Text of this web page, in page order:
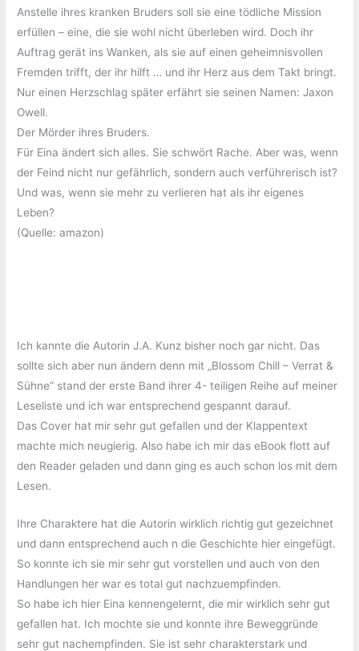
Anstelle ihres kranken Bruders soll sie eine tödliche Mission
erfüllen – eine, die sie wohl nicht überleben wird. Doch ihr
Auftrag gerät ins Wanken, als sie auf einen geheimnisvollen
Fremden trifft, der ihr hilft … und ihr Herz aus dem Takt bringt.
Nur einen Herzschlag später erfährt sie seinen Namen: Jaxon
Owell.
Der Mörder ihres Bruders.
Für Eina ändert sich alles. Sie schwört Rache. Aber was, wenn
der Feind nicht nur gefährlich, sondern auch verführerisch ist?
Und was, wenn sie mehr zu verlieren hat als ihr eigenes
Leben?
(Quelle: amazon)
Ich kannte die Autorin J.A. Kunz bisher noch gar nicht. Das
sollte sich aber nun ändern denn mit „Blossom Chill – Verrat &
Sühne“ stand der erste Band ihrer 4- teiligen Reihe auf meiner
Leseliste und ich war entsprechend gespannt darauf.
Das Cover hat mir sehr gut gefallen und der Klappentext
machte mich neugierig. Also habe ich mir das eBook flott auf
den Reader geladen und dann ging es auch schon los mit dem
Lesen.
Ihre Charaktere hat die Autorin wirklich richtig gut gezeichnet
und dann entsprechend auch n die Geschichte hier eingefügt.
So konnte ich sie mir sehr gut vorstellen und auch von den
Handlungen her war es total gut nachzuempfinden.
So habe ich hier Eina kennengelernt, die mir wirklich sehr gut
gefallen hat. Ich mochte sie und konnte ihre Beweggründe
sehr gut nachempfinden. Sie ist sehr charakterstark und